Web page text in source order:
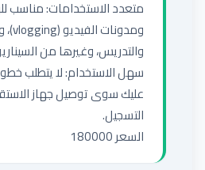
السعر 180000